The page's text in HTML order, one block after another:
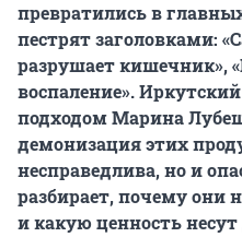
превратились в
пестрят заголовками:
разрушает кишечник»,
воспаление».
подходом Марина
демонизация этих
несправедлива, но и
разбирает, почему они
и какую ценность